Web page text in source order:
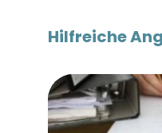
Hilfreiche